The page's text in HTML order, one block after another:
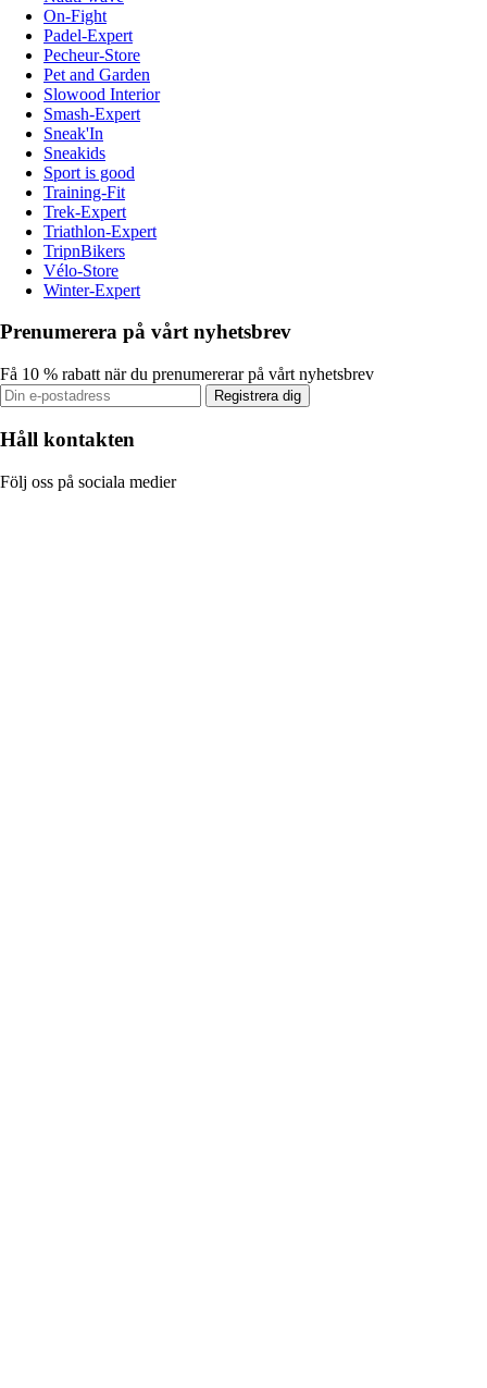
On-Fight
Padel-Expert
Pecheur-Store
Pet and Garden
Slowood Interior
Smash-Expert
Sneak'In
Sneakids
Sport is good
Training-Fit
Trek-Expert
Triathlon-Expert
TripnBikers
Vélo-Store
Winter-Expert
Prenumerera på vårt nyhetsbrev
Få 10 % rabatt när du prenumererar på vårt nyhetsbrev
Registrera dig
Håll kontakten
Följ oss på sociala medier